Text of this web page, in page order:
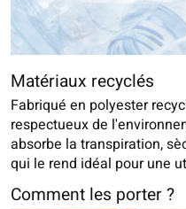
Matériaux recyclés
Fabriqué en polyester
respectueux de
absorbe la transpiration,
qui le rend idéal pour une
Comment les porter ?